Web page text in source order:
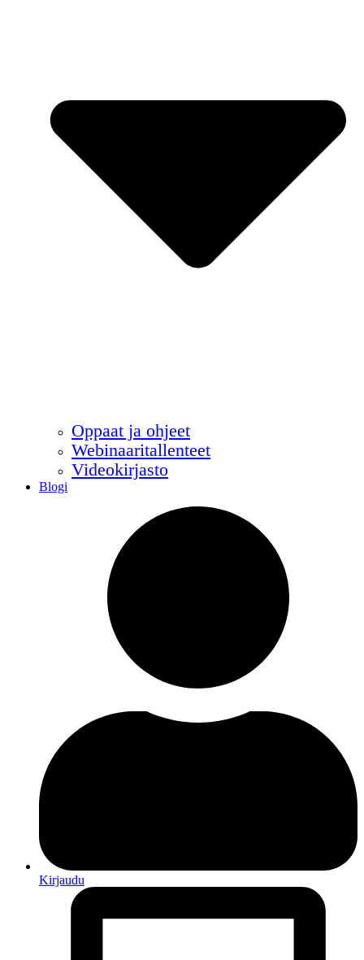
Oppaat ja ohjeet
Webinaaritallenteet
Videokirjasto
Blogi
Kirjaudu